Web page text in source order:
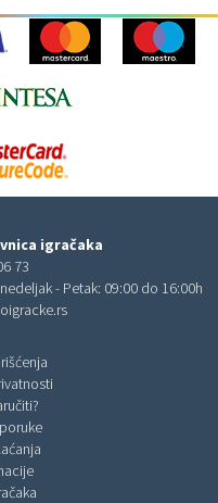
igračaka
73
- Petak: 09:00 do 16:00h